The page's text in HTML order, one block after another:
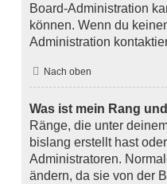
Board-Administration
können. Wenn du
Administration
Nach oben
Was ist mein Rang
Ränge, die unter
bislang erstellt hast
Administratoren.
ändern, da sie von der